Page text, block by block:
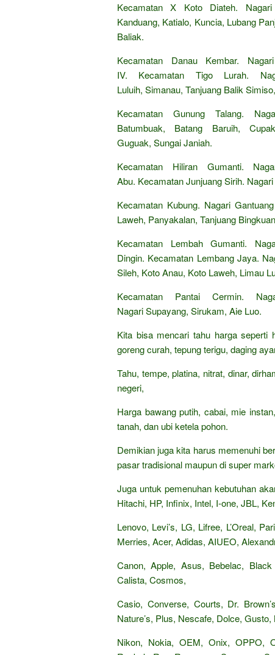
Kecamatan X Koto Diateh.
Kanduang, Katialo, Kuncia, Lubang
Baliak.
Kecamatan Danau Kembar.
IV. Kecamatan Tigo Lurah.
Luluih, Simanau, Tanjuang Balik Simiso,
Kecamatan Gunung Talang.
Batumbuak, Batang Baruih,
Guguak, Sungai Janiah.
Kecamatan Hiliran Gumanti.
Abu. Kecamatan Junjuang Sirih.
Kecamatan Kubung. Nagari
Laweh, Panyakalan, Tanjuang
Kecamatan Lembah Gumanti.
Dingin. Kecamatan Lembang Jaya.
Sileh, Koto Anau, Koto Laweh, Limau
Kecamatan Pantai Cermin.
Nagari Supayang, Sirukam, Aie Luo.
Kita bisa mencari tahu harga seperti
goreng curah, tepung terigu, daging
Tahu, tempe, platina, nitrat, dinar,
negeri,
Harga bawang putih, cabai, mie
tanah, dan ubi ketela pohon.
Demikian juga kita harus memenuhi
pasar tradisional maupun di super
Juga untuk pemenuhan kebutuhan
Hitachi, HP, Infinix, Intel, I-one, JBL,
Lenovo, Levi’s, LG, Lifree, L’Oreal,
Merries, Acer, Adidas, AIUEO,
Canon, Apple, Asus, Bebelac,
Calista, Cosmos,
Casio, Converse, Courts, Dr.
Nature’s, Plus, Nescafe, Dolce,
Nikon, Nokia, OEM, Onix, OPPO,